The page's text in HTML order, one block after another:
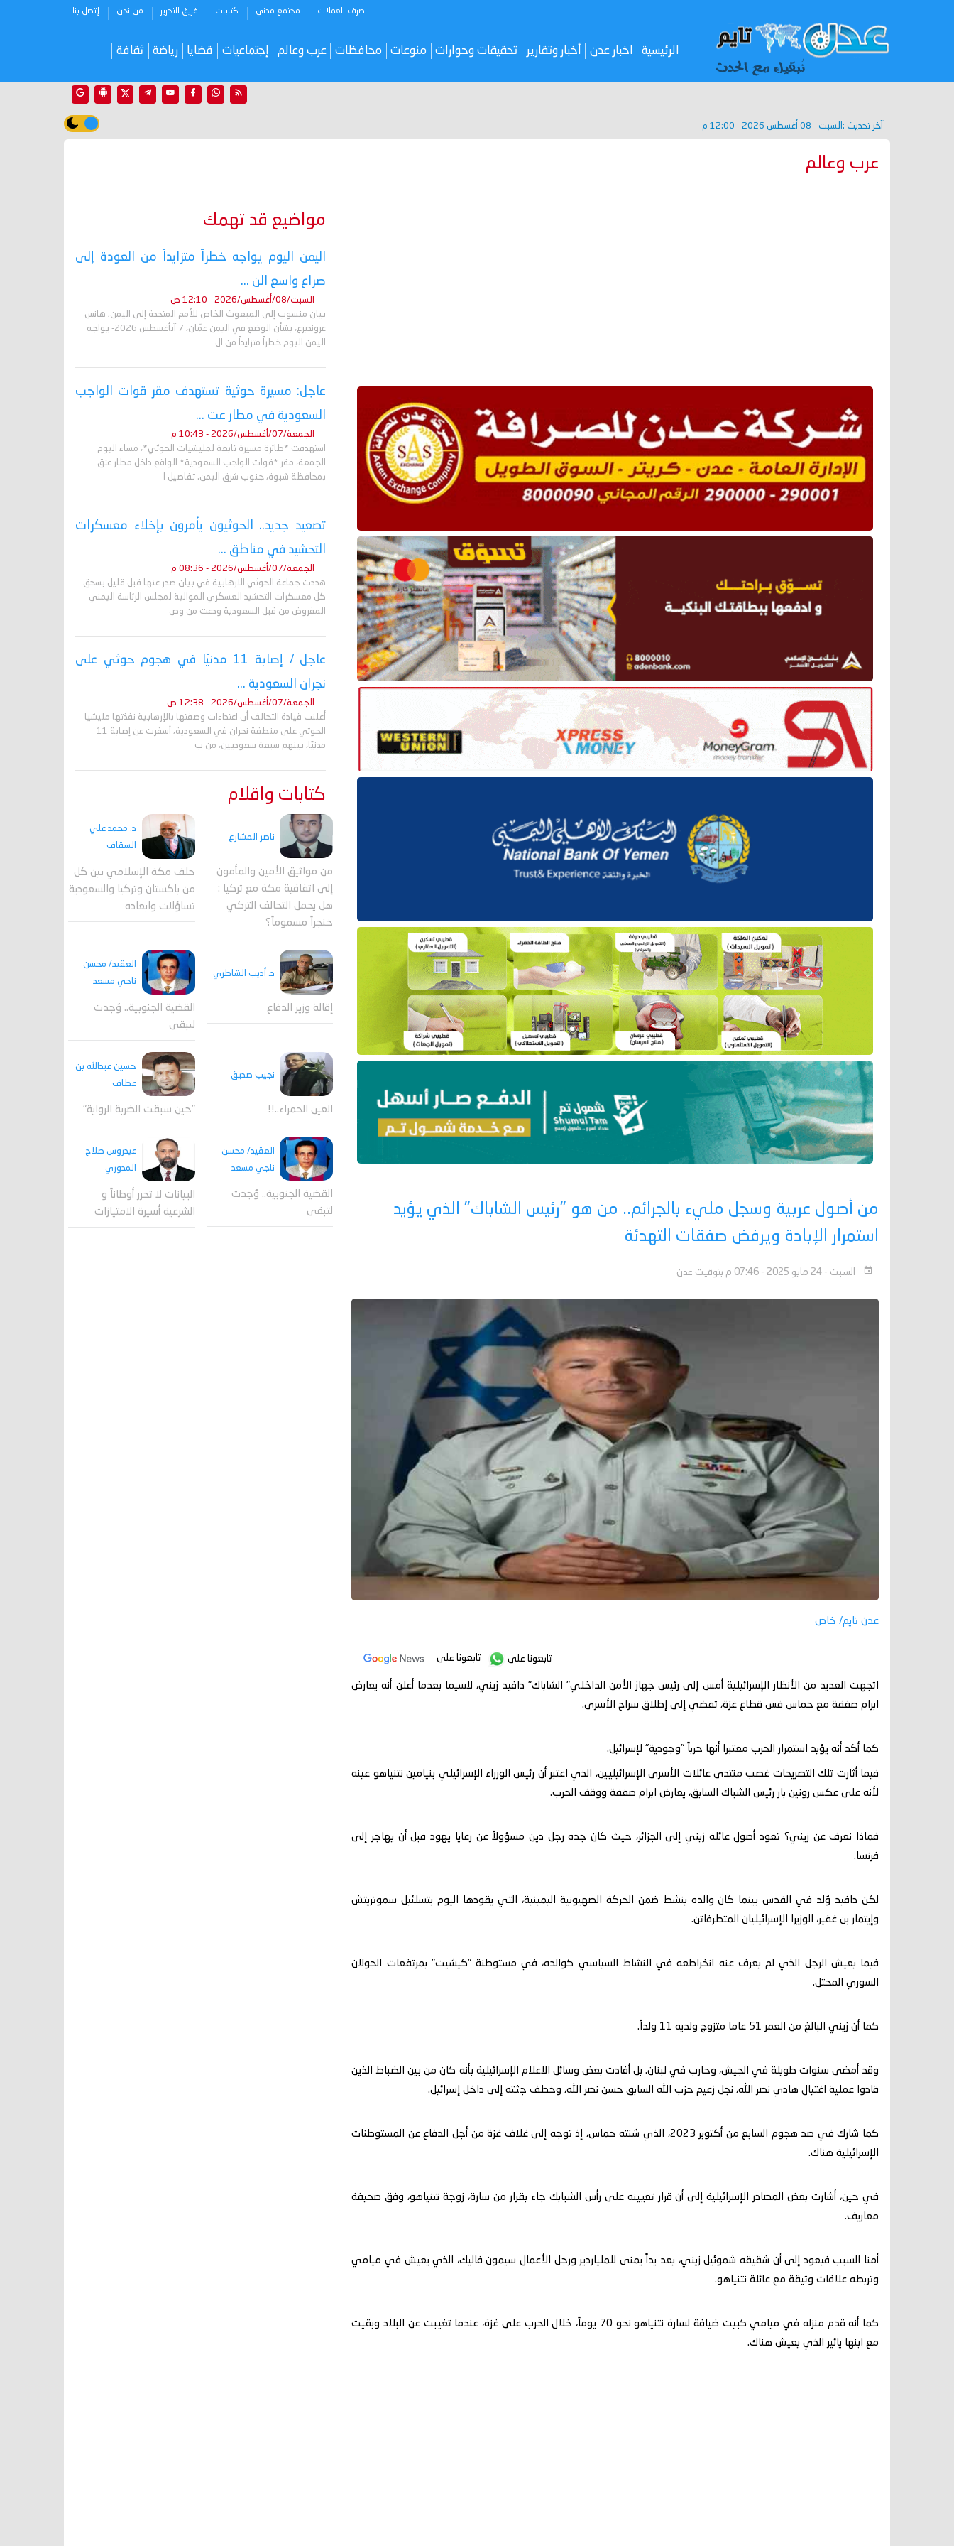
صرف العملات مجتمع مدني كتابات فريق التحرير من نحن إتصل بنا
الرئيسية اخبار عدن أخبار وتقارير تحقيقات وحوارات منوعات محافظات عرب وعالم إجتماعيات قضايا رياضة ثقافة
آخر تحديث : السبت - 08 أغسطس 2026 - 12:00 م
عرب وعالم
من أصول عربية وسجل مليء بالجرائم.. من هو "رئيس الشاباك" الذي يؤيد
استمرار الإبادة ويرفض صفقات التهدئة
السبت - 24 مايو 2025 - 07:46 م بتوقيت عدن
عدن تايم/ خاص
تابعونا على تابعونا على
‏اتجهت العديد من الأنظار الإسرائيلية أمس إلى رئيس جهاز الأمن الداخلي" الشاباك" دافيد زيني، لاسيما بعدما أعلن أنه يعارض
ابرام صفقة مع حماس فس قطاع غزة، تفضي إلى إطلاق سراح الأسرى.
كما أكد أنه يؤيد استمرار الحرب معتبرا أنها حرباً "وجودية" لإسرائيل.
‏فيما أثارت تلك التصريحات غضب منتدى عائلات الأسرى الإسرائيليين، الذي اعتبر أن رئيس الوزراء الإسرائيلي بنيامين نتنياهو عينه
لأنه على عكس رونين بار رئيس الشباك السابق، يعارض ابرام صفقة ووقف الحرب.
فماذا نعرف عن زيني؟ تعود أصول عائلة زيني إلى الجزائر، حيث كان جده رجل دين مسؤولاً عن رعايا يهود قبل أن يهاجر إلى
فرنسا.
لكن دافيد وُلد في القدس بينما كان والده ينشط ضمن الحركة الصهيونية اليمينية، التي يقودها اليوم بتسلئيل سموتريتش
وإيتمار بن غفير، الوزيرا الإسرائيليان المتطرفاتن.
فيما يعيش الرجل الذي لم يعرف عنه انخراطعه في النشاط السياسي كوالده، في مستوطنة "كيشيت" بمرتفعات الجولان
السوري المحتل.
كما أن زيني البالغ من العمر 51 عاما متزوج ولديه 11 ولداً.
وقد أمضى سنوات طويلة في الجيش، وحارب في لبنان. بل أفادت بعض وسائل الاعلام الإسرائيلية بأنه كان من بين الضباط الذين
قادوا عملية اغتيال هادي نصر الله، نجل زعيم حزب الله السابق حسن نصر الله، وخطف جثته إلى داخل إسرائيل.
كما شارك في صد هجوم السابع من أكتوبر 2023، الذي شنته حماس، إذ توجه إلى غلاف غزة من أجل الدفاع عن المستوطنات
الإسرائيلية هناك.
في حين، أشارت بعض المصادر الإسرائيلية إلى أن قرار تعيينه على رأس الشبابك جاء بقرار من سارة، زوجة نتنياهو، وفق صحيفة
معاريف.
أمنا السبب فيعود إلى أن شقيقه شموئيل زيني، يعد يداً يمنى للملياردير ورجل الأعمال سيمون فاليك، الذي يعيش في ميامي
وتربطه علاقات وثيقة مع عائلة نتنياهو.
كما أنه قدم منزله في ميامي كبيت ضيافة لسارة نتنياهو نحو 70 يوماً، خلال الحرب على غزة، عندما تغيبت عن البلاد وبقيت
مع ابنها يائير الذي يعيش هناك.
مواضيع قد تهمك
اليمن اليوم يواجه خطراً متزايداً من العودة إلى
صراع واسع الن ...
السبت/08/أغسطس/2026 - 12:10 ص
بيان منسوب إلى المبعوث الخاص للأمم المتحدة إلى اليمن، هانس
غروندبرغ، بشأن الوضع في اليمن عمّان، 7 آبأغسطس 2026- يواجه
اليمن اليوم خطراً متزايداً من ال
عاجل: مسيرة حوثية تستهدف مقر قوات الواجب
السعودية في مطار عت ...
الجمعة/07/أغسطس/2026 - 10:43 م
استهدفت *طائرة مسيرة تابعة لمليشيات الحوثي*، مساء اليوم
الجمعة، مقر *قوات الواجب السعودية* الواقع داخل مطار عتق
بمحافظة شبوة، جنوب شرق اليمن. تفاصيل ا
تصعيد جديد.. الحوثيون يأمرون بإخلاء معسكرات
التحشيد في مناطق ...
الجمعة/07/أغسطس/2026 - 08:36 م
هددت جماعة الحوثي الارهابية في بيان صدر عنها قبل قليل بسحق
كل معسكرات التحشيد العسكري الموالية لمجلس الرئاسة اليمني
المفروض من قبل السعودية ودعت من وص
عاجل / إصابة 11 مدنيًا في هجوم حوثي على
نجران السعودية ...
الجمعة/07/أغسطس/2026 - 12:38 ص
أعلنت قيادة التحالف أن اعتداءات وصفتها بالإرهابية نفذتها مليشيا
الحوثي على منطقة نجران في السعودية، أسفرت عن إصابة 11
مدنيًا، بينهم سبعة سعوديين، من ب
كتابات واقلام
ناصر المشارع
من مواثيق الأمين والمأمون
إلى اتفاقية مكة مع تركيا :
هل يحمل التحالف التركي
خنجراً مسموماً؟
د. محمد علي
السقاف
حلف مكة الإسلامي بين كل
من باكستان وتركيا والسعودية
تساؤلات وابعاده
د. أديب الشاطري
إقالة وزير الدفاع
العقيد/ محسن
ناجي مسعد
القضية الجنوبية.. وُجدت
لتبقى
نجيب صديق
العين الحمراء..!!
حسين عبدالله بن
عطاف
"حين سبقت الضربة الرواية"
العقيد/ محسن
ناجي مسعد
القضية الجنوبية.. وُجدت
لتبقى
عيدروس صلاح
المدوري
البيانات لا تحرر أوطاناً و
الشرعية أسيرة الامتيازات